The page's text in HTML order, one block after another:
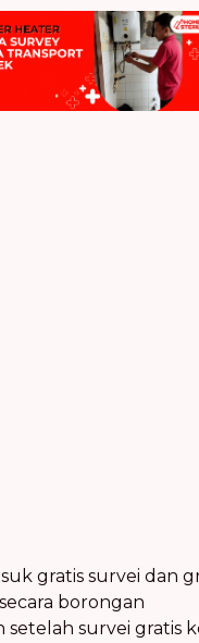
gratis survei dan
borongan
survei gratis